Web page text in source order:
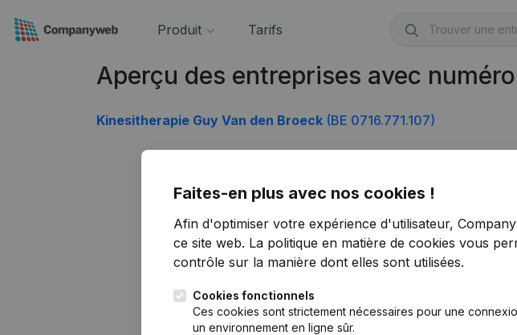
Produit Tarifs
Aperçu des entreprises avec
Kinesitherapie Guy Van den Broeck (BE 0716.771.107)
Faites-en plus avec nos cookies !
Afin d'optimiser votre expérience d'utilisateur,
ce site web. La politique en matière de cookies vous
contrôle sur la manière dont elles sont utilisées.
Cookies fonctionnels
Ces cookies sont strictement nécessaires pour une
un environnement en ligne sûr.